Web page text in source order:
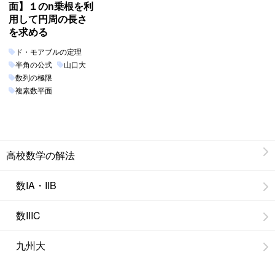
面】１のn乗根を利
用して円周の長さ
を求める
ド・モアブルの定理
半角の公式
山口大
数列の極限
複素数平面
高校数学の解法
数IA・IIB
数IIIC
九州大